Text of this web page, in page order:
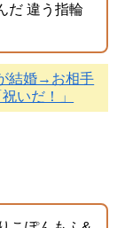
だ 違う指輪
結婚→お相手
いだ！」